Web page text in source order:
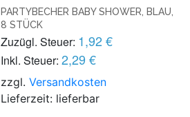
PARTYBECHER BABY SHOWER, BLAU,
8 STÜCK
Zuzügl. Steuer: 1,92 €
Inkl. Steuer: 2,29 €
zzgl.Versandkosten
Lieferzeit: lieferbar